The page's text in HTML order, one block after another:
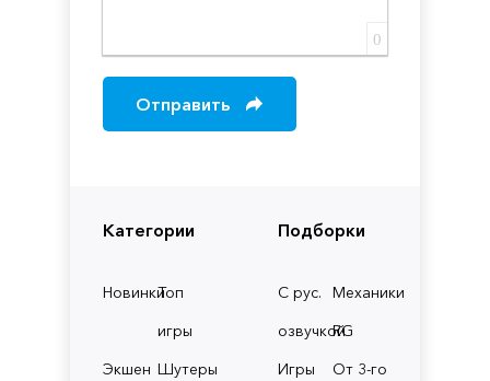
Категории
НовинкиТоп
игры
Экшен Шутеры
Подборки
С рус.
озвучкой
Механики
RG
Игры
От 3-го
0
Отправить